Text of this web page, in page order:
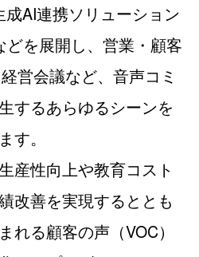
成AI連携ソリューション
どを展開し、営業・顧客
営会議など、音声コミ
するあらゆるシーンを
す。
産性向上や教育コスト
改善を実現するととも
れる顧客の声（VOC）